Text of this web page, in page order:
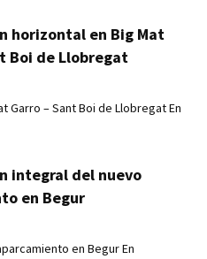
horizontal en Big Mat
Boi de Llobregat
Garro – Sant Boi de Llobregat En
integral del nuevo
en Begur
en Begur En